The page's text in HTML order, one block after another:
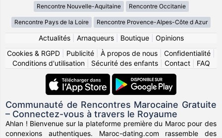
Rencontre Nouvelle-Aquitaine Rencontre Occitanie
Rencontre Pays de la Loire Rencontre Provence-Alpes-Côte d Azur
Actualités| Arnaqueurs| Boutique| Opinions
Cookies & RGPD
Publicité À propos de nous Confidentialité
Conditions d'utilisation| Sécurité des enfants| Contact| FAQ
Communauté de Rencontres Marocaine Gratuite
– Connectez-vous à travers le Royaume
Ahlan ! Bienvenue sur la plateforme première du Maroc pour des
connexions authentiques. Maroc-dating.com rassemble des